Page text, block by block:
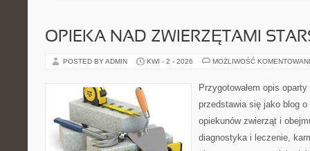
OPIEKA NAD ZWIERZĘTAMI
POSTED BY ADMIN KWI - 2 - 2026 MOŻLIWOŚĆ
Przygotowałem opis
przedstawia się jako blog
opiekunów zwierząt i
diagnostyka i leczenie,